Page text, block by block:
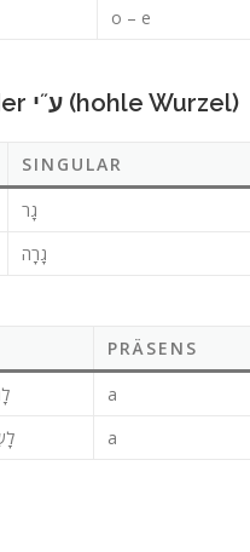
o – e
Verben mit der Schwäche ע˝ו oder ע˝י (hohle Wurzel)
SINGULAR
גָר
גָרָה
PRÄSENS
a
a